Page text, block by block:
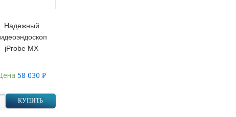
Надежный
jProbe MX
58 030 Р
КУПИТЬ